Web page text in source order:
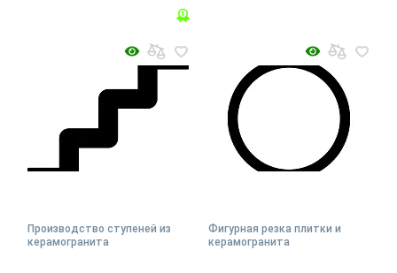
Производство ступеней из
керамогранита
Фигурная резка плитки и
керамогранита